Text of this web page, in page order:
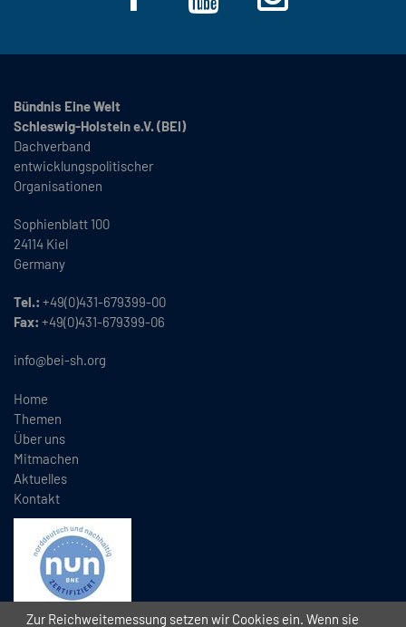
Bündnis Eine Welt
Schleswig-Holstein e.V. (BEI)
Dachverband
entwicklungspolitischer
Organisationen
Sophienblatt 100
24114 Kiel
Germany
Tel.: +49(0)431-679399-00
Fax: +49(0)431-679399-06
info@bei-sh.org
Home
Themen
Über uns
Mitmachen
Aktuelles
Kontakt
Zur Reichweitemessung setzen wir Cookies ein. Wenn sie